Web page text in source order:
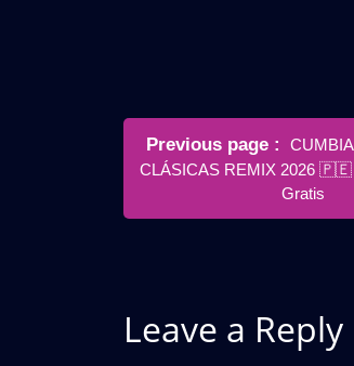
Navegación
de
entradas
Previous page
Older
Posts
CLÁSICAS REMIX 2026 🇵🇪
Gratis
Leave a Reply